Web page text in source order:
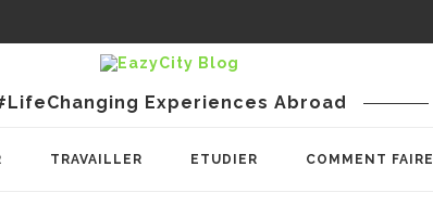
Experiences Abroad
TRAVAILLER ETUDIER COMMENT FAIRE